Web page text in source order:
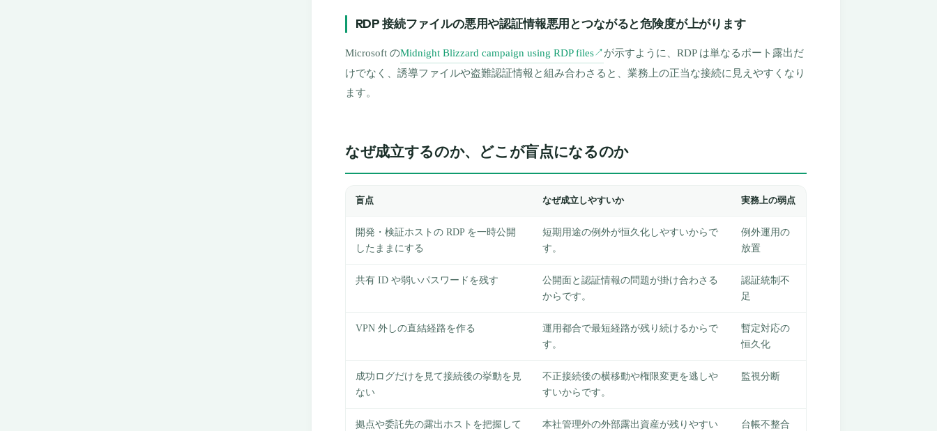
RDP 接続ファイルの悪用や認証情報悪用とつながると危険度が上がります
Microsoft のMidnight Blizzard campaign using RDP files↗ が示すように、RDP は単なるポート露出だ
けでなく、誘導ファイルや盗難認証情報と組み合わさると、業務上の正当な接続に見えやすくなり
ます。
なぜ成立するのか、どこが盲点になるのか
盲点 なぜ成立しやすいか 実務上の弱点
開発・検証ホストの RDP を一時公開
したままにする
短期用途の例外が恒久化しやすいからで
す。
例外運用の
放置
共有 ID や弱いパスワードを残す
公開面と認証情報の問題が掛け合わさる
からです。
認証統制不
足
VPN 外しの直結経路を作る
運用都合で最短経路が残り続けるからで
す。
暫定対応の
恒久化
成功ログだけを見て接続後の挙動を見
ない
不正接続後の横移動や権限変更を逃しや
すいからです。
監視分断
拠点や委託先の露出ホストを把握して
本社管理外の外部露出資産が残りやすい
台帳不整合